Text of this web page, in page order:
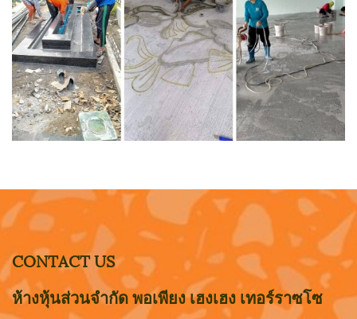
CONTACT US
ห้างหุ้นส่วนจำกัด พอเพียง เฮงเฮง เทอร์ราซโซ